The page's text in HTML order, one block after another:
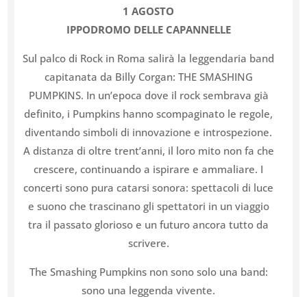
1 AGOSTO
IPPODROMO DELLE CAPANNELLE
Sul palco di Rock in Roma salirà la leggendaria band
capitanata da Billy Corgan: THE SMASHING
PUMPKINS. In un’epoca dove il rock sembrava già
definito, i Pumpkins hanno scompaginato le regole,
diventando simboli di innovazione e introspezione.
A distanza di oltre trent’anni, il loro mito non fa che
crescere, continuando a ispirare e ammaliare. I
concerti sono pura catarsi sonora: spettacoli di luce
e suono che trascinano gli spettatori in un viaggio
tra il passato glorioso e un futuro ancora tutto da
scrivere.
The Smashing Pumpkins non sono solo una band:
sono una leggenda vivente.